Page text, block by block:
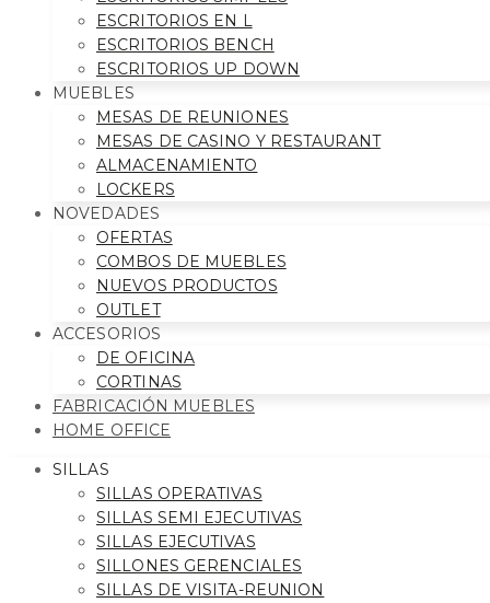
ESCRITORIOS EN L
ESCRITORIOS BENCH
ESCRITORIOS UP DOWN
MUEBLES
MESAS DE REUNIONES
MESAS DE CASINO Y RESTAURANT
ALMACENAMIENTO
LOCKERS
NOVEDADES
OFERTAS
COMBOS DE MUEBLES
NUEVOS PRODUCTOS
OUTLET
ACCESORIOS
DE OFICINA
CORTINAS
FABRICACIÓN MUEBLES
HOME OFFICE
SILLAS
SILLAS OPERATIVAS
SILLAS SEMI EJECUTIVAS
SILLAS EJECUTIVAS
SILLONES GERENCIALES
SILLAS DE VISITA-REUNION